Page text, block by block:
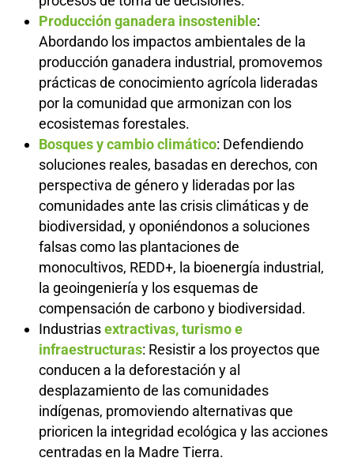
Producción ganadera insostenible:
Abordando los impactos ambientales de la
producción ganadera industrial, promovemos
prácticas de conocimiento agrícola lideradas
por la comunidad que armonizan con los
ecosistemas forestales.
Bosques y cambio climático: Defendiendo
soluciones reales, basadas en derechos, con
perspectiva de género y lideradas por las
comunidades ante las crisis climáticas y de
biodiversidad, y oponiéndonos a soluciones
falsas como las plantaciones de
monocultivos, REDD+, la bioenergía industrial,
la geoingeniería y los esquemas de
compensación de carbono y biodiversidad.
Industriasextractivas, turismo e
infraestructuras: Resistir a los proyectos que
conducen a la deforestación y al
desplazamiento de las comunidades
indígenas, promoviendo alternativas que
prioricen la integridad ecológica y las acciones
centradas en la Madre Tierra.